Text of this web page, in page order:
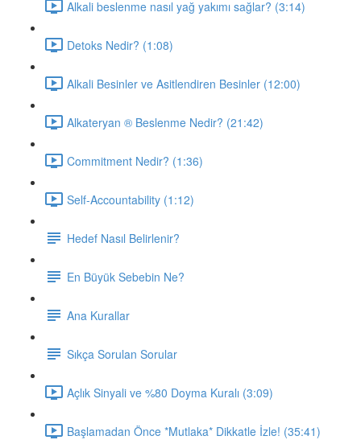
Alkali beslenme nasıl yağ yakımı sağlar? (3:14)
Detoks Nedir? (1:08)
Alkali Besinler ve Asitlendiren Besinler (12:00)
Alkateryan ® Beslenme Nedir? (21:42)
Commitment Nedir? (1:36)
Self-Accountability (1:12)
Hedef Nasıl Belirlenir?
En Büyük Sebebin Ne?
Ana Kurallar
Sıkça Sorulan Sorular
Açlık Sinyali ve %80 Doyma Kuralı (3:09)
Başlamadan Önce *Mutlaka* Dikkatle İzle! (35:41)